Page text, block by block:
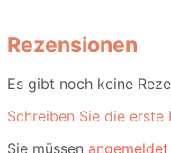
Rezensionen
Es gibt noch keine
Schreiben Sie die erste
Sie müssen angemeldet